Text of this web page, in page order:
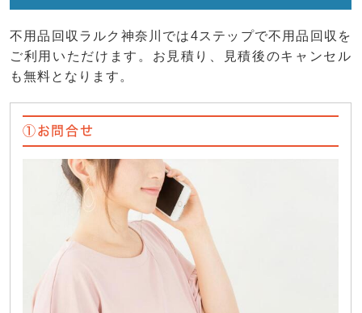
不用品回収ラルク神奈川では4ステップで不用品回収を
ご利用いただけます。お見積り、見積後のキャンセル
も無料となります。
①お問合せ